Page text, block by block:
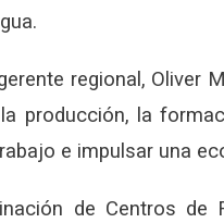
regional, Oliver
producción, la
e impulsar una
de Centros de